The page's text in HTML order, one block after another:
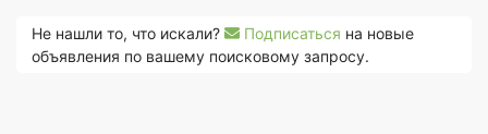
Не нашли то, что искали? Подписаться на новые
объявления по вашему поисковому запросу.